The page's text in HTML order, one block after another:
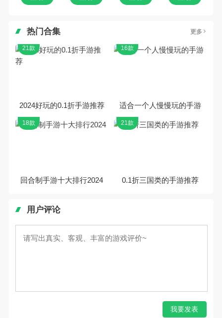
热门合集
2024好玩的0.1折手游推荐
21款
适合一个人慢慢玩的手游
16款
回合制手游十大排行2024
18款
0.1折三国类的手游推荐
21款
用户评论
我要发表